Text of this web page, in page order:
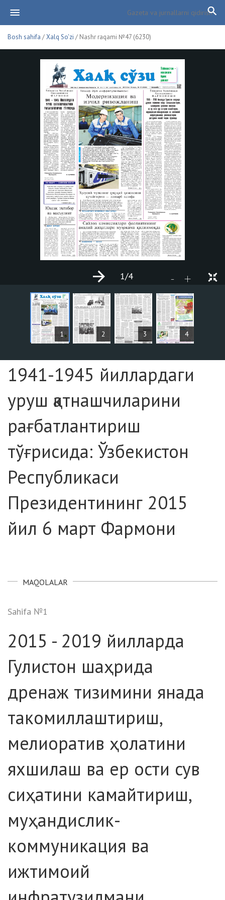
Bosh sahifa /Xalq So'zi / Nashr raqami №47 (6230)
1 2 3 4
- +
1/4
MAQOLALAR
Sahifa №1
1941-1945 йиллардаги
уруш қатнашчиларини
рағбатлантириш
тўғрисида: Ўзбекистон
Республикаси
Президентининг 2015
йил 6 март Фармони
MAQOLALAR
Sahifa №1
2015 - 2019 йилларда
Гулистон шаҳрида
дренаж тизимини янада
такомиллаштириш,
мелиоратив ҳолатини
яхшилаш ва ер ости сув
сиҳатини камайтириш,
муҳандислик-
коммуникация ва
ижтимоий